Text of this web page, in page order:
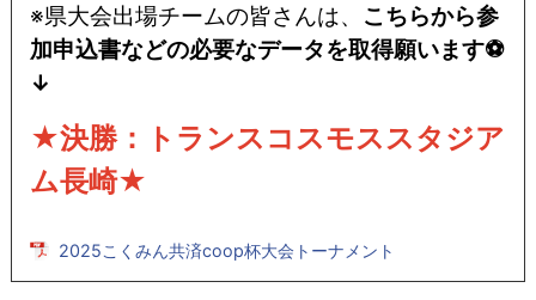
※県大会出場チームの皆さんは、 こちらから参
加申込書などの必要なデータを取得願います⚽
↓
★決勝：トランスコスモススタジア
ム長崎★
2025こくみん共済coop杯大会トーナメント